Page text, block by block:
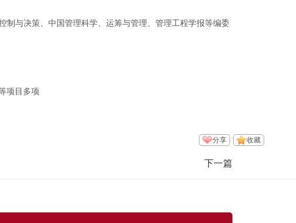
与决策、中国管理科学、运筹与管理、管理工程学报等编委
项目多项
收藏
分享
下一篇